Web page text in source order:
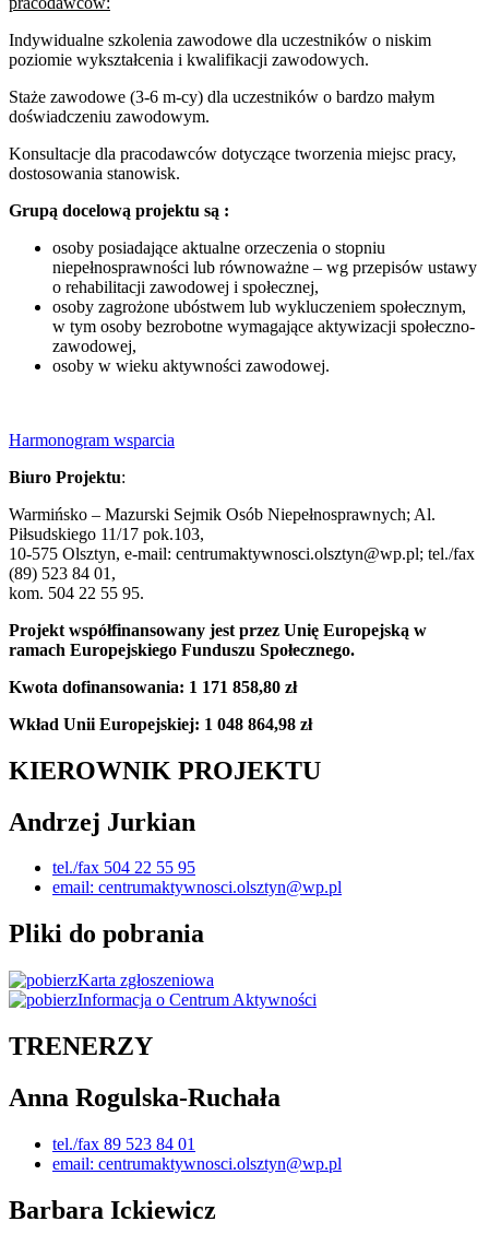
Indywidualne szkolenia zawodowe dla uczestników o niskim
poziomie wykształcenia i kwalifikacji zawodowych.
Staże zawodowe (3-6 m-cy) dla uczestników o bardzo małym
doświadczeniu zawodowym.
Konsultacje dla pracodawców dotyczące tworzenia miejsc pracy,
dostosowania stanowisk.
Grupą docelową projektu są :
osoby posiadające aktualne orzeczenia o stopniu
niepełnosprawności lub równoważne – wg przepisów ustawy
o rehabilitacji zawodowej i społecznej,
osoby zagrożone ubóstwem lub wykluczeniem społecznym,
w tym osoby bezrobotne wymagające aktywizacji społeczno-
zawodowej,
osoby w wieku aktywności zawodowej.
Harmonogram wsparcia
Biuro Projektu:
Warmińsko – Mazurski Sejmik Osób Niepełnosprawnych; Al.
Piłsudskiego 11/17 pok.103,
10-575 Olsztyn, e-mail: centrumaktywnosci.olsztyn@wp.pl; tel./fax
(89) 523 84 01,
kom. 504 22 55 95.
Projekt współfinansowany jest przez Unię Europejską w
ramach Europejskiego Funduszu Społecznego.
Kwota dofinansowania: 1 171 858,80 zł
Wkład Unii Europejskiej: 1 048 864,98 zł
KIEROWNIK PROJEKTU
Andrzej Jurkian
tel./fax 504 22 55 95
email: centrumaktywnosci.olsztyn@wp.pl
Pliki do pobrania
Karta zgłoszeniowa
Informacja o Centrum Aktywności
TRENERZY
Anna Rogulska-Ruchała
tel./fax 89 523 84 01
email: centrumaktywnosci.olsztyn@wp.pl
Barbara Ickiewicz